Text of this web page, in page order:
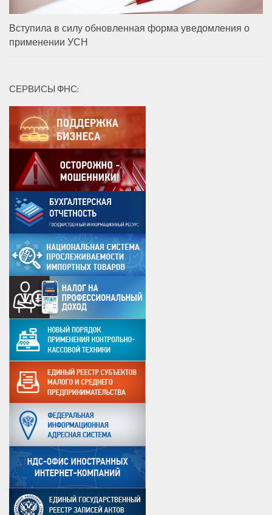
Вступила в силу обновленная форма уведомления о
применении УСН
СЕРВИСЫ ФНС: